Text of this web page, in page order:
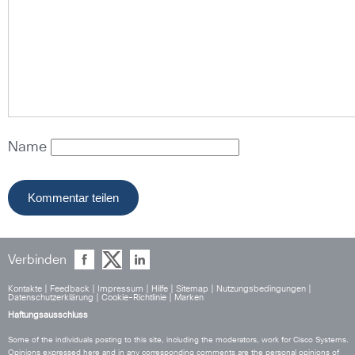
Name
Verbinden
Kontakte Feedback Impressum Hilfe Sitemap Nutzungsbedingungen
Datenschutzerklärung
Cookie-Richtlinie
Marken
Haftungsausschluss
Some of the individuals posting to this site, including the moderators, work for Cisco Systems.
Opinions expressed here and in any corresponding comments are the personal opinions of